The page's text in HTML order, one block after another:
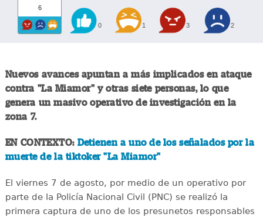
6
0 1 3 2
Nuevos avances apuntan a más implicados en ataque
contra "La Miamor" y otras siete personas, lo que
genera un masivo operativo de investigación en la
zona 7.
EN CONTEXTO: Detienen a uno de los señalados por la
muerte de la tiktoker "La Miamor"
El viernes 7 de agosto, por medio de un operativo por
parte de la Policía Nacional Civil (PNC) se realizó la
primera captura de uno de los presunetos responsables